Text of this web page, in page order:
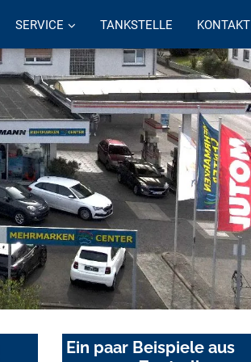
SERVICE TANKSTELLE KONTAKT
Ein paar Beispiele aus